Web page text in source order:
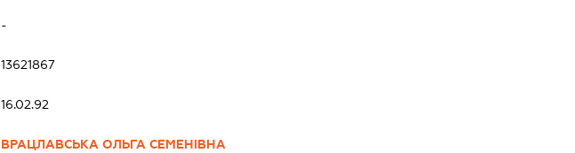
-
13621867
16.02.92
ВРАЦЛАВСЬКА ОЛЬГА СЕМЕНІВНА